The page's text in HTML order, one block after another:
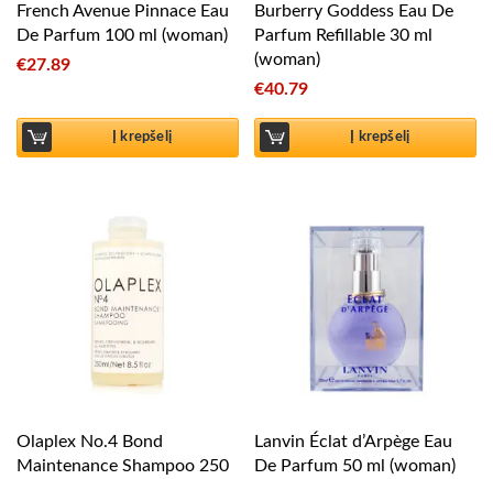
French Avenue Pinnace Eau
De Parfum 100 ml (woman)
€27.89
Į krepšelį
Burberry Goddess Eau De
Parfum Refillable 30 ml
(woman)
€40.79
Į krepšelį
Olaplex No.4 Bond
Maintenance Shampoo 250
Lanvin Éclat d’Arpège Eau
De Parfum 50 ml (woman)